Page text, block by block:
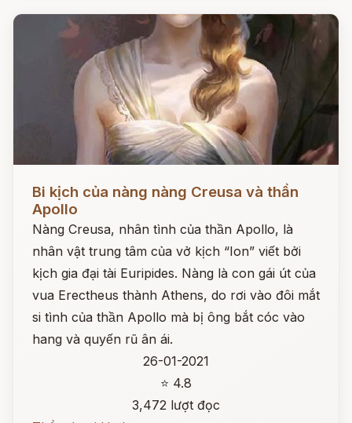
Bi kịch của nàng nàng Creusa và thần
Apollo
Nàng Creusa, nhân tình của thần Apollo, là
nhân vật trung tâm của vở kịch “Ion” viết bởi
kịch gia đại tài Euripides. Nàng là con gái út của
vua Erectheus thành Athens, do rơi vào đôi mắt
si tình của thần Apollo mà bị ông bắt cóc vào
hang và quyến rũ ân ái.
26-01-2021
⭐ 4.8
3,472 lượt đọc